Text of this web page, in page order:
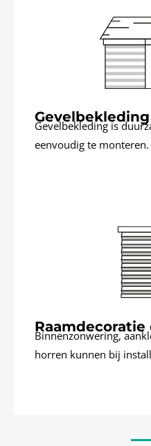
Gevelbekleding
Gevelbekleding is
eenvoudig te monteren.
Binnenzonwering,
horren kunnen bij